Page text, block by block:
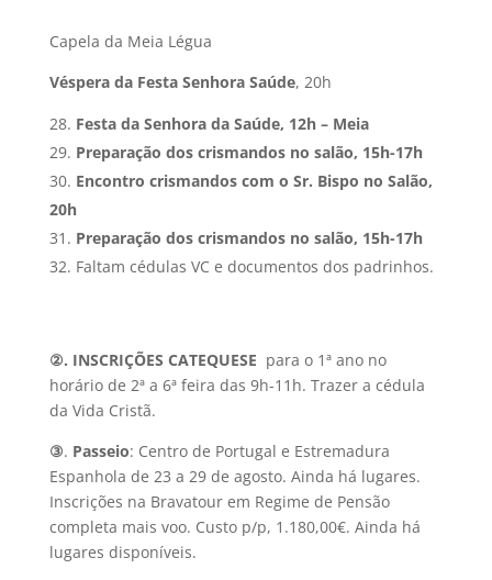
Capela da Meia Légua
Véspera da Festa Senhora Saúde, 20h
Festa da Senhora da Saúde, 12h – Meia
Preparação dos crismandos no salão, 15h-17h
Encontro crismandos com o Sr. Bispo no Salão,
20h
Preparação dos crismandos no salão, 15h-17h
Faltam cédulas VC e documentos dos padrinhos.
②. INSCRIÇÕES CATEQUESE para o 1ª ano no
horário de 2ª a 6ª feira das 9h-11h. Trazer a cédula
da Vida Cristã.
③. Passeio: Centro de Portugal e Estremadura
Espanhola de 23 a 29 de agosto. Ainda há lugares.
Inscrições na Bravatour em Regime de Pensão
completa mais voo. Custo p/p, 1.180,00€. Ainda há
lugares disponíveis.